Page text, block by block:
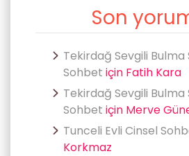
Son
Tekirdağ Sevgili Bulma
Sohbet için Fatih Kara
Tekirdağ Sevgili Bulma
Sohbet için Merve
Tunceli Evli Cinsel
Korkmaz